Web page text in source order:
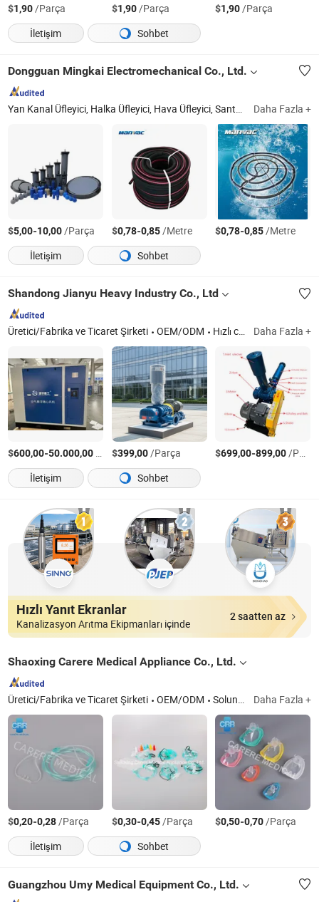
$1,90/Parça $1,90/Parça $1,90/Parça
İletişim
Sohbet
Dongguan Mingkai Electromechanical Co., Ltd.
Yan Kanal Üfleyici, Halka Üfleyici, Hava Üfleyici, Santrifüj Üfleyici, Disk Difüzörler, Aerasyon Tüpü, Yüksek Hızlı Üfleyici, Yenileyici Üfleyici, Roots Üfleyici, Hava Soğutmalı Soğutucu Daha Fazla +
$5,00-10,00/Parça $0,78-0,85/Metre $0,78-0,85/Metre
İletişim
Sohbet
Shandong Jianyu Heavy Industry Co., Ltd
Üretici/Fabrika ve Ticaret Şirketi OEM/ODM Hızlı cevap Daha Fazla +
$600,00-50.000,00 $399,00/Parça $699,00-899,00/Parça
İletişim
Sohbet
Hızlı Yanıt Ekranlar
Kanalizasyon Arıtma Ekipmanları içinde
2 saatten az
Shaoxing Carere Medical Appliance Co., Ltd.
Üretici/Fabrika ve Ticaret Şirketi OEM/ODM Solunum Filtresi, Solunum Devreleri Daha Fazla +
$0,20-0,28/Parça $0,30-0,45/Parça $0,50-0,70/Parça
İletişim
Sohbet
Guangzhou Umy Medical Equipment Co., Ltd.